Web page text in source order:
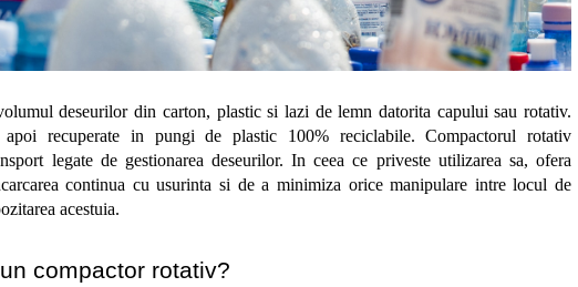
deseurilor din carton, plastic si lazi de lemn datorita capului sau rotativ.
apoi recuperate in pungi de plastic 100% reciclabile. Compactorul rotativ
legate de gestionarea deseurilor. In ceea ce priveste utilizarea sa, ofera
continua cu usurinta si de a minimiza orice manipulare intre locul de
acestuia.
compactor rotativ?